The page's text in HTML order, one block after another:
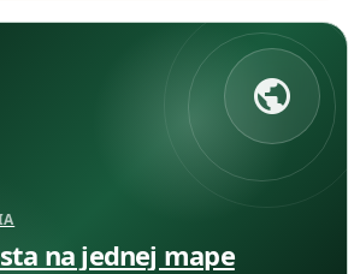
public
na jednej mape